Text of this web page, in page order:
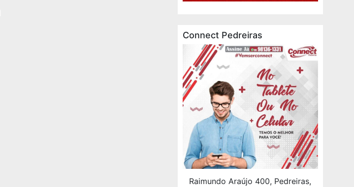
Connect Pedreiras
Raimundo Araújo 400, Pedreiras,